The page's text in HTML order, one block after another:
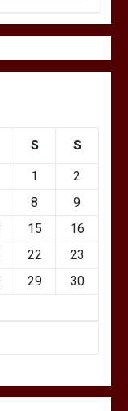
S S
1
2
8
9
15
16
22
23
29
30